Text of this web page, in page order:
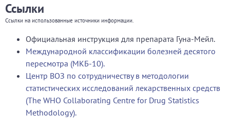
Ссылки
Ссылки на использованные источники информации.
Официальная инструкция для препарата Гуна-Мейл.
Международной классификации болезней десятого
пересмотра (МКБ-10).
Центр ВОЗ по сотрудничеству в методологии
статистических исследований лекарственных средств
(The WHO Collaborating Centre for Drug Statistics
Methodology).